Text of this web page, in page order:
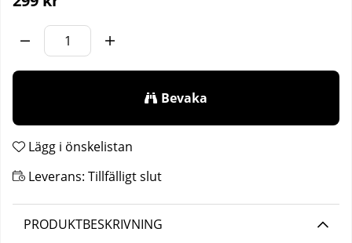
Bevaka
Lägg i önskelistan
Leverans: Tillfälligt slut
PRODUKTBESKRIVNING